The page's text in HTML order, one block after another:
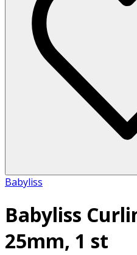
Babyliss
Babyliss
25mm, 1 st